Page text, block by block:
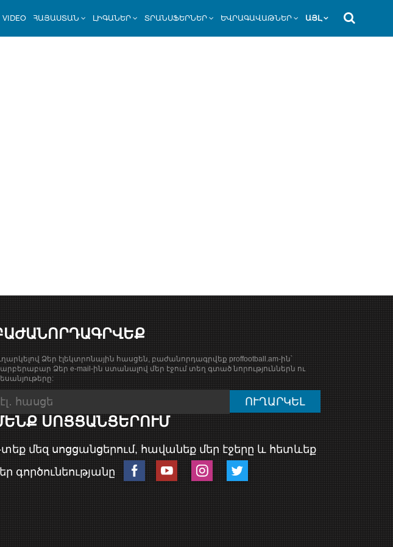
VIDEO ՀԱՅԱՍՏԱՆ ԼԻԳԱՆԵՐ ՏՐԱՆՍՖԵՐՆԵՐ ԵՎՐԱԳԱՎԱԹՆԵՐ ԱՅԼ
Ձեր էլեկտրոնային հասցեն, բաժանորդագրվեք proffootball.am-ին՝
Ձեր e-mail-ին ստանալով մեր էջում տեղ գտած նորություններն ու
ՍՈՑՑԱՆՑԵՐՈՒՄ
մեզ սոցցանցերում, հավանեք մեր էջերը և հետևեք
գործունեությանը